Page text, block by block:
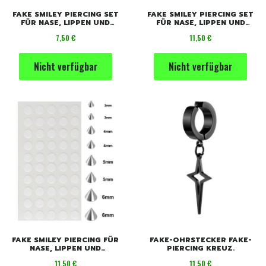
FAKE SMILEY PIERCING SET
FÜR NASE, LIPPEN UND
Preis
7,50 €
Nicht verfügbar
FAKE SMILEY PIERCING SET
FÜR NASE, LIPPEN UND
Preis
11,50 €
Nicht verfügbar
FAKE SMILEY PIERCING FÜR
NASE, LIPPEN UND
Preis
11,50 €
FAKE-OHRSTECKER FAKE-
PIERCING KREUZ.
Preis
11,50 €